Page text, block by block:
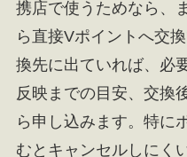
携店で使うためなら、
ら直接Vポイントへ交
換先に出ていれば、必
反映までの目安、交換
ら申し込みます。特に
むとキャンセルしにく